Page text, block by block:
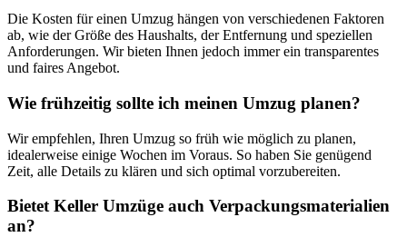
Die Kosten für einen Umzug hängen von verschiedenen Faktoren
ab, wie der Größe des Haushalts, der Entfernung und speziellen
Anforderungen. Wir bieten Ihnen jedoch immer ein transparentes
und faires Angebot.
Wie frühzeitig sollte ich meinen Umzug planen?
Wir empfehlen, Ihren Umzug so früh wie möglich zu planen,
idealerweise einige Wochen im Voraus. So haben Sie genügend
Zeit, alle Details zu klären und sich optimal vorzubereiten.
Bietet Keller Umzüge auch Verpackungsmaterialien
an?